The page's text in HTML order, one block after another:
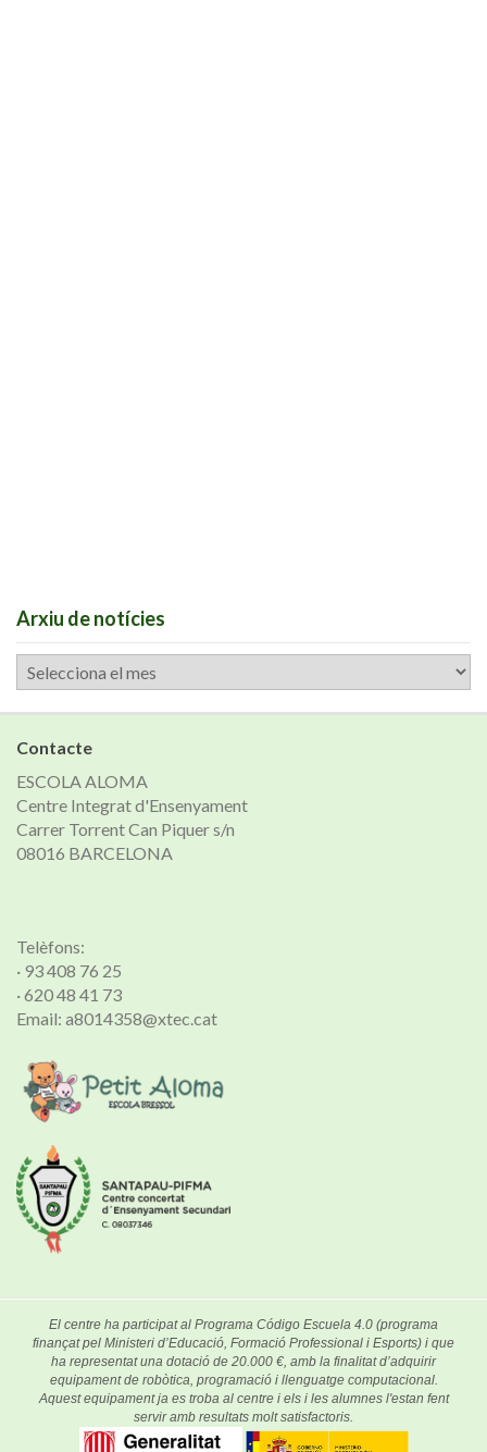
Arxiu de notícies
Arxiu
de
notícies
Contacte
ESCOLA ALOMA
Centre Integrat d'Ensenyament
Carrer Torrent Can Piquer s/n
08016 BARCELONA
Telèfons:
· 93 408 76 25
· 620 48 41 73
Email: a8014358@xtec.cat
El centre ha participat al Programa Código Escuela 4.0 (programa
finançat pel Ministeri d’Educació, Formació Professional i Esports) i que
ha representat una dotació de 20.000 €, amb la finalitat d’adquirir
equipament de robòtica, programació i llenguatge computacional.
Aquest equipament ja es troba al centre i els i les alumnes l'estan fent
servir amb resultats molt satisfactoris.